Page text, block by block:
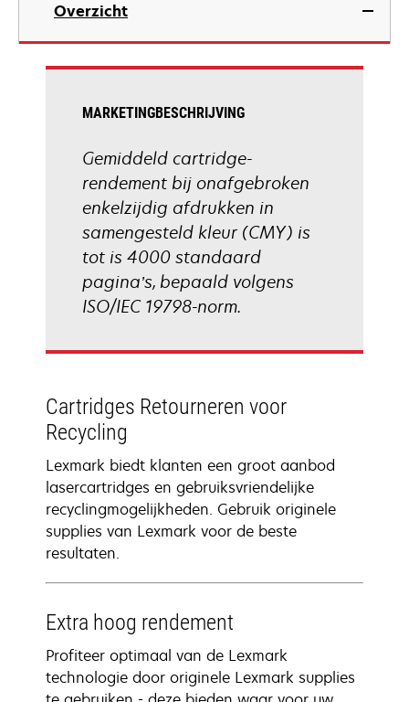
Overzicht
MARKETINGBESCHRIJVING
Gemiddeld cartridge-
rendement bij onafgebroken
enkelzijdig afdrukken in
samengesteld kleur (CMY) is
tot is 4000 standaard
pagina’s, bepaald volgens
ISO/IEC 19798-norm.
Cartridges Retourneren voor
Recycling
Lexmark biedt klanten een groot aanbod
lasercartridges en gebruiksvriendelijke
recyclingmogelijkheden. Gebruik originele
supplies van Lexmark voor de beste
resultaten.
Extra hoog rendement
Profiteer optimaal van de Lexmark
technologie door originele Lexmark supplies